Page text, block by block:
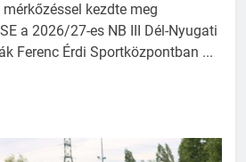
kezdte meg
a 2026/27-es NB III Dél-Nyugati
Ferenc Érdi Sportközpontban ...